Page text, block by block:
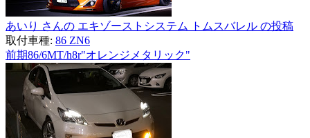
あいり さんの エキゾーストシステム トムスバレル の投稿
取付車種: 86 ZN6
前期86/6MT/h8r"オレンジメタリック"